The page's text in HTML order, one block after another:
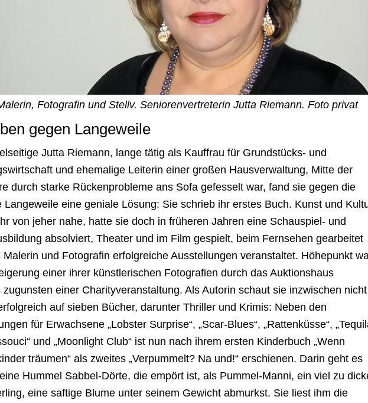
Fotografin und Stellv. Seniorenvertreterin Jutta Riemann. Foto privat
gegen Langeweile
Jutta Riemann, lange tätig als Kauffrau für Grundstücks- und
und ehemalige Leiterin einer großen Hausverwaltung, Mitte der
durch starke Rückenprobleme ans Sofa gefesselt war, fand sie gegen die
Langeweile eine geniale Lösung: Sie schrieb ihr erstes Buch. Kunst und
von jeher nahe, hatte sie doch in früheren Jahren eine Schauspiel- und
absolviert, Theater und im Film gespielt, beim Fernsehen gearbeitet
Malerin und Fotografin erfolgreiche Ausstellungen veranstaltet. Höhepunkt
einer ihrer künstlerischen Fotografien durch das Auktionshaus
zugunsten einer Charityveranstaltung. Als Autorin schaut sie inzwischen nicht
auf sieben Bücher, darunter Thriller und Krimis: Neben den
für Erwachsene „Lobster Surprise“, „Scar-Blues“, „Rattenküsse“,
und „Moonlight Club“ ist nun nach ihrem ersten Kinderbuch „Wenn
träumen“ als zweites „Verpummelt? Na und!“ erschienen. Darin geht es
Hummel Sabbel-Dörte, die empört ist, als Pummel-Manni, ein viel zu
eine saftige Blume unter seinem Gewicht abmurkst. Sie liest ihm die